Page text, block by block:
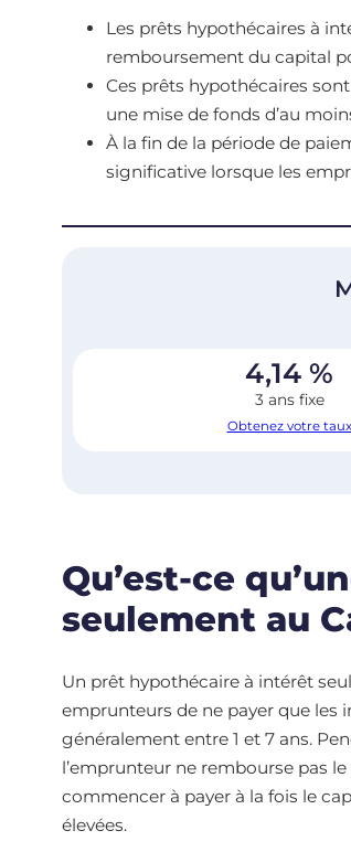
Les prêts hypothécaires à
remboursement du capital
Ces prêts hypothécaires
une mise de fonds d’au
À la fin de la période de
significative lorsque les
4,14 %
3 ans fixe
Obtenez votre taux
Qu’est-ce
seulement au
Un prêt hypothécaire à intérêt
emprunteurs de ne payer que
généralement entre 1 et 7 ans.
l’emprunteur ne rembourse pas
commencer à payer à la fois le
élevées.